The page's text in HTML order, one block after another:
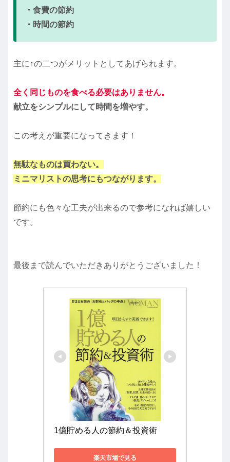
・食費の節約
・時間の節約
主に↑の二つがメリットとしてあげられます。
全く同じものを食べる必要はありません。
献立をシンプルにして時間を増やす。
この考えが重要になってきます！
無駄なものは買わない。
ミニマリストの思考にもつながります。
節約にも色々な工夫が出来るので参考になれば嬉しい
です。
最後まで読んでいただきありがとうございました！
1億貯める人の節約＆投資術
楽天市場で見る